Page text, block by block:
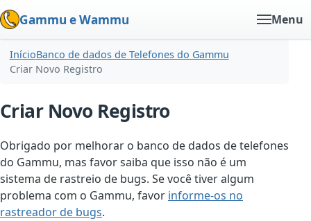
Gammu e Wammu Menu
InícioBanco de dados de Telefones do Gammu
Criar Novo Registro
Criar Novo Registro
Obrigado por melhorar o banco de dados de telefones
do Gammu, mas favor saiba que isso não é um
sistema de rastreio de bugs. Se você tiver algum
problema com o Gammu, favor informe-os no
rastreador de bugs.